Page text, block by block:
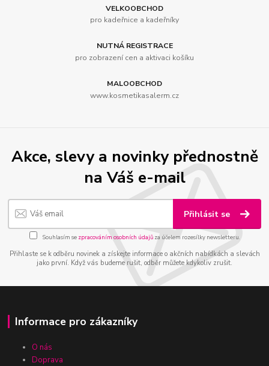
VELKOOBCHOD
pro kadeřnice a kadeřníky
NUTNÁ REGISTRACE
pro zobrazení cen a aktivaci košíku
MALOOBCHOD
www.kosmetikasalerm.cz
Akce, slevy a novinky přednostně
na Váš e-mail
Přihlásit se
Souhlasím se zpracováním osobních údajůza účelem rozesílky newsletteru.
Přihlaste se k odběru novinek a získejte informace o akčních nabídkách a slevách
jako první. Když vás budeme rušit, odběr můžete kdykoliv zrušit.
Informace pro zákazníky
O nás
Doprava